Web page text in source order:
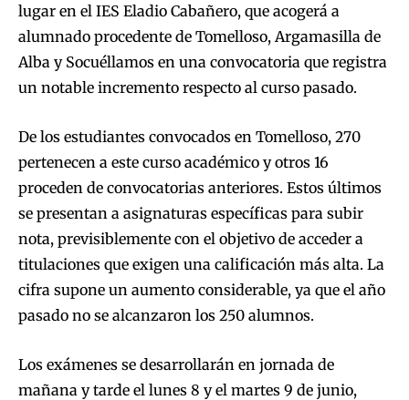
lugar en el IES Eladio Cabañero, que acogerá a
alumnado procedente de Tomelloso, Argamasilla de
Alba y Socuéllamos en una convocatoria que registra
un notable incremento respecto al curso pasado.
De los estudiantes convocados en Tomelloso, 270
pertenecen a este curso académico y otros 16
proceden de convocatorias anteriores. Estos últimos
se presentan a asignaturas específicas para subir
nota, previsiblemente con el objetivo de acceder a
titulaciones que exigen una calificación más alta. La
cifra supone un aumento considerable, ya que el año
pasado no se alcanzaron los 250 alumnos.
Los exámenes se desarrollarán en jornada de
mañana y tarde el lunes 8 y el martes 9 de junio,